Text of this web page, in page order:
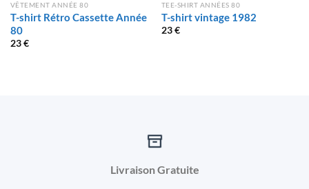
VÊTEMENT ANNÉE 80
T-shirt Rétro Cassette Année
80
23€
TEE-SHIRT ANNÉES 80
T-shirt vintage 1982
23€
Livraison Gratuite